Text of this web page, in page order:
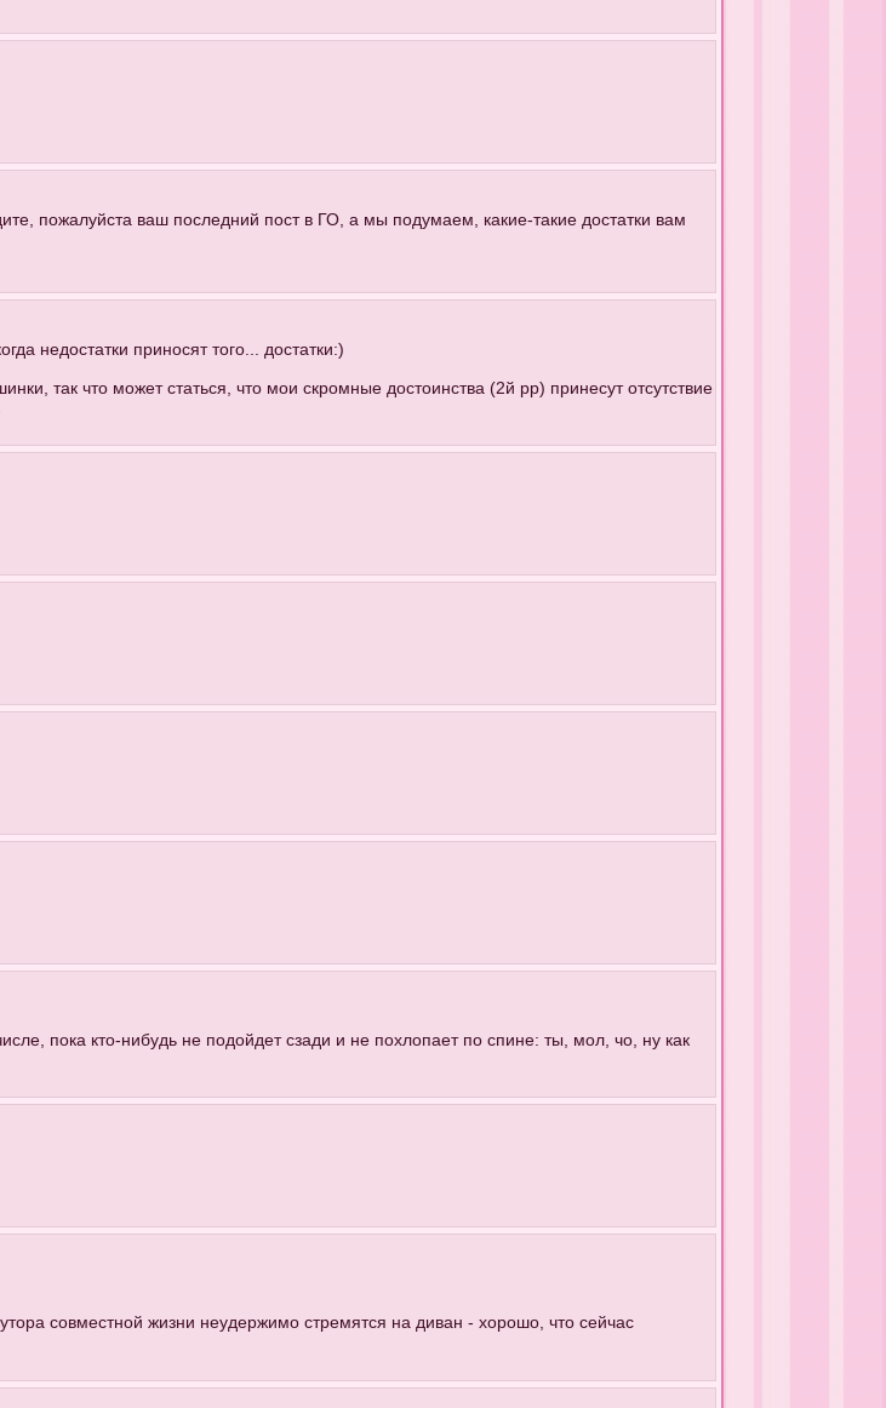
пожалуйста ваш последний пост в ГО, а мы подумаем, какие-такие достатки вам
недостатки приносят того... достатки:)
так что может статься, что мои скромные достоинства (2й рр) принесут отсутствие
пока кто-нибудь не подойдет сзади и не похлопает по спине: ты, мол, чо, ну как
совместной жизни неудержимо стремятся на диван - хорошо, что сейчас